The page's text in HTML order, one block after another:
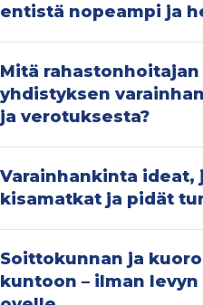
entistä nopeampi ja
Mitä
yhdistyksen
ja verotuksesta?
Varainhankinta
kisamatkat ja pidät
Soittokunnan ja
kuntoon – ilman